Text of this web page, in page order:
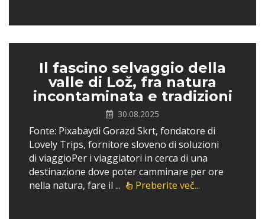
Il fascino selvaggio della
valle di Lož, fra natura
incontaminata e tradizioni
30.08.2025
Fonte: Pixabaydi Gorazd Skrt, fondatore di
Lovely Trips, fornitore sloveno di soluzioni
di viaggioPer i viaggiatori in cerca di una
destinazione dove poter camminare per ore
nella natura, fare il ...
Preberite več...